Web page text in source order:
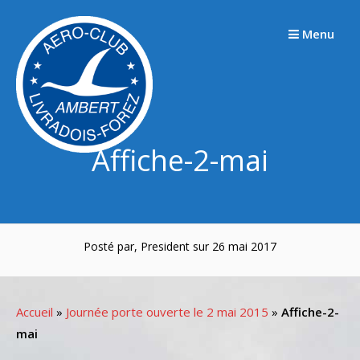
contenu
Menu
Affiche-2-mai
Posté par, President sur 26 mai 2017
Accueil » Journée porte ouverte le 2 mai 2015 » Affiche-2-
mai